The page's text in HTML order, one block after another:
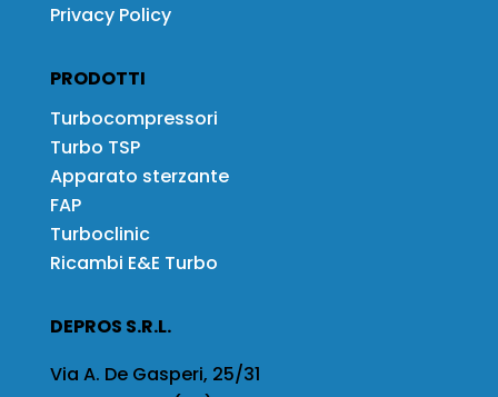
Privacy Policy
PRODOTTI
Turbocompressori
Turbo TSP
Apparato sterzante
FAP
Turboclinic
Ricambi E&E Turbo
DEPROS S.R.L.
Via A. De Gasperi, 25/31